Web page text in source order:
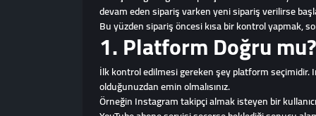
devam eden sipariş varken yeni sipariş verilirse
Bu yüzden sipariş öncesi kısa bir kontrol yapmak,
1. Platform Doğru mu?
İlk kontrol edilmesi gereken şey platform seçimidir.
olduğunuzdan emin olmalısınız.
Örneğin Instagram takipçi almak isteyen bir